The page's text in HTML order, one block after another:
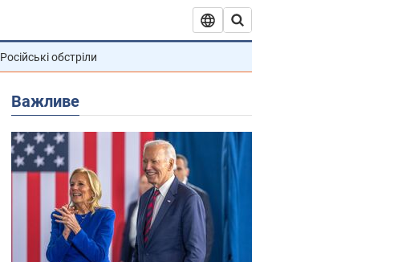
Російські обстріли
Важливе